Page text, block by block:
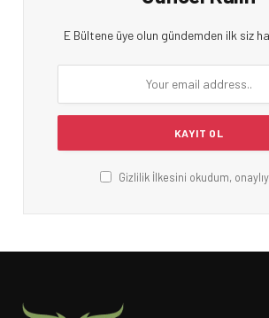
E Bültene üye olun gündemden ilk siz
Gizlilik İlkesini okudum,